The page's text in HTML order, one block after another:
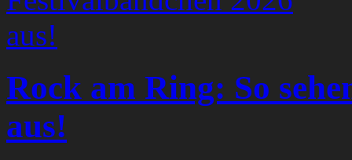
Rock am Ring: So
aus!